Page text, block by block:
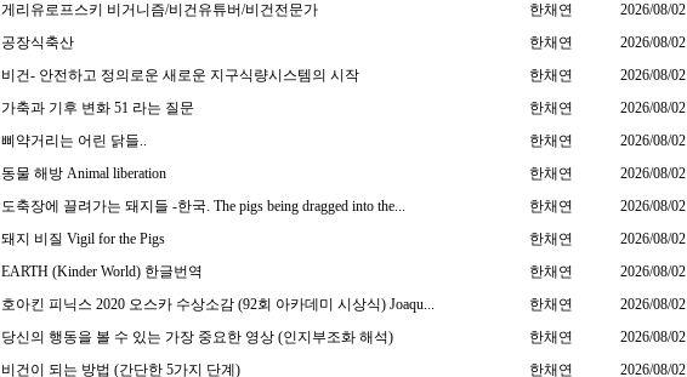
게리유로프스키 비거니즘/비건유튜버/비건전문가 한채연 2026/08/02
공장식축산 한채연 2026/08/02
비건- 안전하고 정의로운 새로운 지구식량시스템의 시작 한채연 2026/08/02
가축과 기후 변화 51 라는 질문 한채연 2026/08/02
삐약거리는 어린 닭들.. 한채연 2026/08/02
동물 해방 Animal liberation 한채연 2026/08/02
도축장에 끌려가는 돼지들 -한국. The pigs being dragged into the... 한채연 2026/08/02
돼지 비질 Vigil for the Pigs 한채연 2026/08/02
EARTH (Kinder World) 한글번역 한채연 2026/08/02
호아킨 피닉스 2020 오스카 수상소감 (92회 아카데미 시상식) Joaqu... 한채연 2026/08/02
당신의 행동을 볼 수 있는 가장 중요한 영상 (인지부조화 해석) 한채연 2026/08/02
비건이 되는 방법 (간단한 5가지 단계) 한채연 2026/08/02